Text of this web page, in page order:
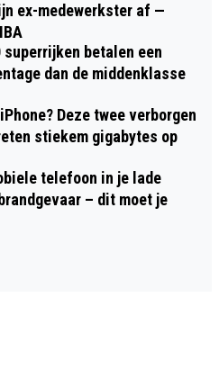
ex-medewerkster af —
superrijken betalen een
dan de middenklasse
Deze twee verborgen
stiekem gigabytes op
telefoon in je lade
– dit moet je